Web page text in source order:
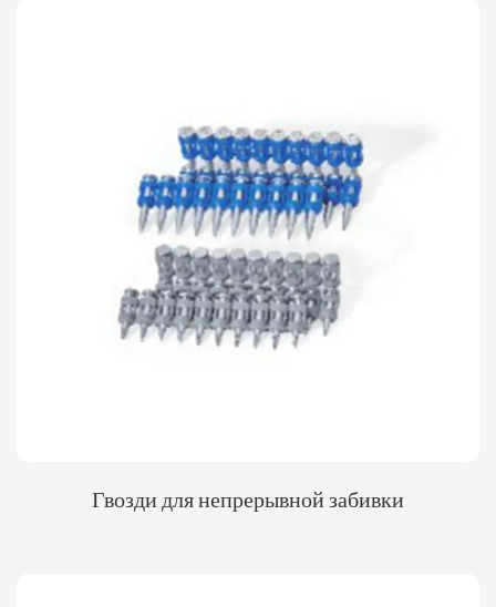
Гвозди для непрерывной забивки